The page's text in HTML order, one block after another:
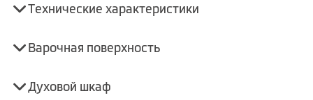
Технические характеристики
Варочная поверхность
Духовой шкаф